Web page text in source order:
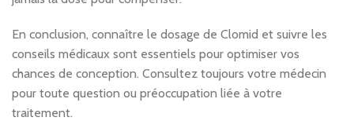
En conclusion, connaître le dosage de Clomid et suivre les
conseils médicaux sont essentiels pour optimiser vos
chances de conception. Consultez toujours votre médecin
pour toute question ou préoccupation liée à votre
traitement.